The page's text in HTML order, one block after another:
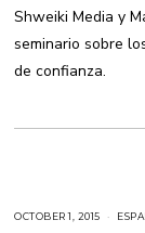
3
,
0
Shweiki Media y
seminario sobre
de confianza.
OCTOBER 1, 2015